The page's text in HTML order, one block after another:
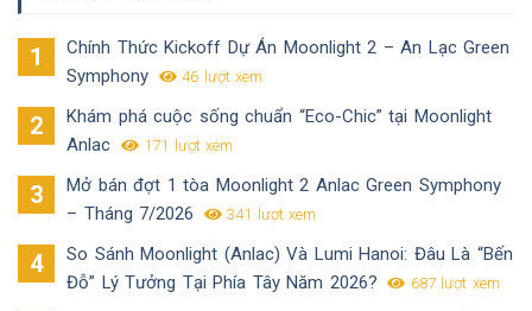
Chính Thức Kickoff Dự Án Moonlight 2 – An Lạc Green
Symphony
46 lượt xem
Khám phá cuộc sống chuẩn “Eco-Chic” tại Moonlight
Anlac
171 lượt xem
Mở bán đợt 1 tòa Moonlight 2 Anlac Green Symphony
– Tháng 7/2026
341 lượt xem
So Sánh Moonlight (Anlac) Và Lumi Hanoi: Đâu Là “Bến
Đỗ” Lý Tưởng Tại Phía Tây Năm 2026?
687 lượt xem